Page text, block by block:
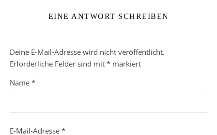
EINE ANTWORT SCHREIBEN
Deine E-Mail-Adresse wird nicht veröffentlicht.
Erforderliche Felder sind mit * markiert
Name *
E-Mail-Adresse *